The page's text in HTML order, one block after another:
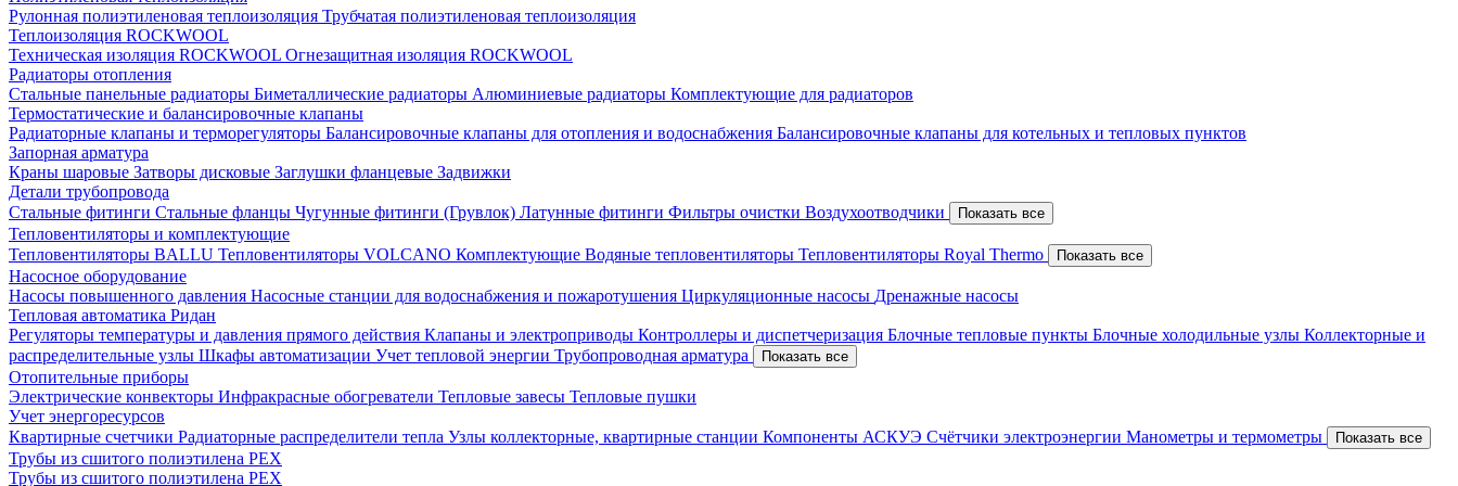
Рулонная полиэтиленовая теплоизоляция Трубчатая полиэтиленовая теплоизоляция
Теплоизоляция ROCKWOOL
Техническая изоляция ROCKWOOL Огнезащитная изоляция ROCKWOOL
Радиаторы отопления
Стальные панельные радиаторы Биметаллические радиаторы Алюминиевые радиаторы Комплектующие для радиаторов
Термостатические и балансировочные клапаны
Радиаторные клапаны и терморегуляторы Балансировочные клапаны для отопления и водоснабжения Балансировочные клапаны для котельных и тепловых пунктов
Запорная арматура
Краны шаровые Затворы дисковые Заглушки фланцевые Задвижки
Детали трубопровода
Стальные фитинги Стальные фланцы Чугунные фитинги (Грувлок) Латунные фитинги Фильтры очистки Воздухоотводчики Показать все
Тепловентиляторы и комплектующие
Тепловентиляторы BALLU Тепловентиляторы VOLCANO Комплектующие Водяные тепловентиляторы Тепловентиляторы Royal Thermo Показать все
Насосное оборудование
Насосы повышенного давления Насосные станции для водоснабжения и пожаротушения Циркуляционные насосы Дренажные насосы
Тепловая автоматика Ридан
Регуляторы температуры и давления прямого действия Клапаны и электроприводы Контроллеры и диспетчеризация Блочные тепловые пункты Блочные холодильные узлы Коллекторные и
распределительные узлы Шкафы автоматизации Учет тепловой энергии Трубопроводная арматура Показать все
Отопительные приборы
Электрические конвекторы Инфракрасные обогреватели Тепловые завесы Тепловые пушки
Учет энергоресурсов
Квартирные счетчики Радиаторные распределители тепла Узлы коллекторные, квартирные станции Компоненты АСКУЭ Счётчики электроэнергии Манометры и термометры Показать все
Трубы из сшитого полиэтилена PEX
Трубы из сшитого полиэтилена PEX